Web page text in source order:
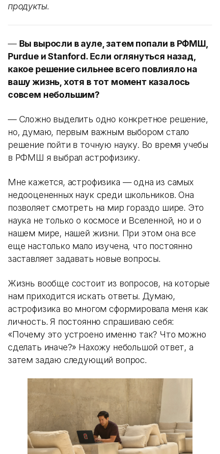
продукты.
— Вы выросли в ауле, затем попали в РФМШ,
Purdue и Stanford. Если оглянуться назад,
какое решение сильнее всего повлияло на
вашу жизнь, хотя в тот момент казалось
совсем небольшим?
— Сложно выделить одно конкретное решение,
но, думаю, первым важным выбором стало
решение пойти в точную науку. Во время учебы
в РФМШ я выбрал астрофизику.
Мне кажется, астрофизика — одна из самых
недооцененных наук среди школьников. Она
позволяет смотреть на мир гораздо шире. Это
наука не только о космосе и Вселенной, но и о
нашем мире, нашей жизни. При этом она все
еще настолько мало изучена, что постоянно
заставляет задавать новые вопросы.
Жизнь вообще состоит из вопросов, на которые
нам приходится искать ответы. Думаю,
астрофизика во многом сформировала меня как
личность. Я постоянно спрашиваю себя:
«Почему это устроено именно так? Что можно
сделать иначе?» Нахожу небольшой ответ, а
затем задаю следующий вопрос.